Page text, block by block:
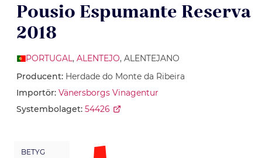
Pousio Espumante Reserva
2018
PORTUGAL, ALENTEJO, ALENTEJANO
Producent: Herdade do Monte da Ribeira
Importör: Vänersborgs Vinagentur
Systembolaget: 54426
BETYG